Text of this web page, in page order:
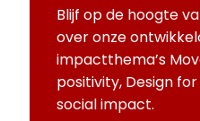
Blijf op de hoogte
over onze
impactthema’s
positivity, Design
social impact.